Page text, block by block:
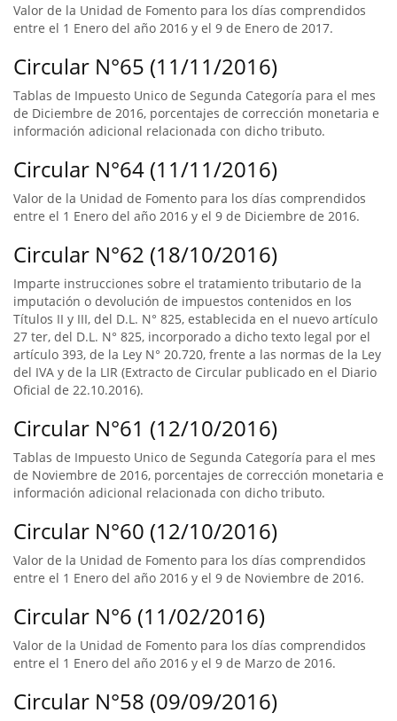
Valor de la Unidad de Fomento para los días comprendidos
entre el 1 Enero del año 2016 y el 9 de Enero de 2017.
Circular N°65 (11/11/2016)
Tablas de Impuesto Unico de Segunda Categoría para el mes
de Diciembre de 2016, porcentajes de corrección monetaria e
información adicional relacionada con dicho tributo.
Circular N°64 (11/11/2016)
Valor de la Unidad de Fomento para los días comprendidos
entre el 1 Enero del año 2016 y el 9 de Diciembre de 2016.
Circular N°62 (18/10/2016)
Imparte instrucciones sobre el tratamiento tributario de la
imputación o devolución de impuestos contenidos en los
Títulos II y III, del D.L. N° 825, establecida en el nuevo artículo
27 ter, del D.L. N° 825, incorporado a dicho texto legal por el
artículo 393, de la Ley N° 20.720, frente a las normas de la Ley
del IVA y de la LIR (Extracto de Circular publicado en el Diario
Oficial de 22.10.2016).
Circular N°61 (12/10/2016)
Tablas de Impuesto Unico de Segunda Categoría para el mes
de Noviembre de 2016, porcentajes de corrección monetaria e
información adicional relacionada con dicho tributo.
Circular N°60 (12/10/2016)
Valor de la Unidad de Fomento para los días comprendidos
entre el 1 Enero del año 2016 y el 9 de Noviembre de 2016.
Circular N°6 (11/02/2016)
Valor de la Unidad de Fomento para los días comprendidos
entre el 1 Enero del año 2016 y el 9 de Marzo de 2016.
Circular N°58 (09/09/2016)